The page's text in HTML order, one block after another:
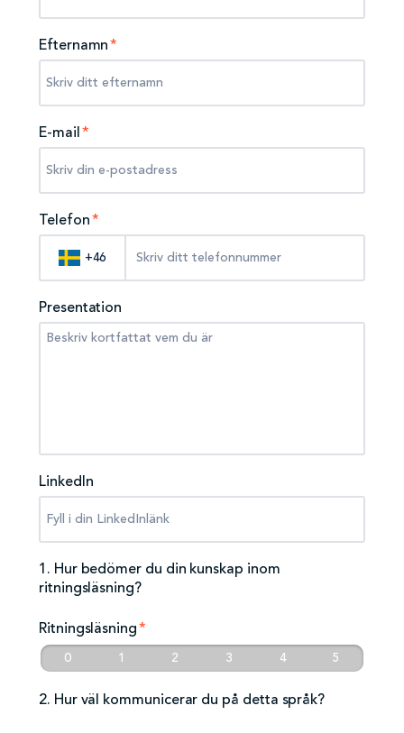
Efternamn *
E-mail *
+46
Telefon*
Presentation
LinkedIn
1. Hur bedömer du din kunskap inom
ritningsläsning?
Ritningsläsning*
0 1 2 3 4 5
2. Hur väl kommunicerar du på detta språk?